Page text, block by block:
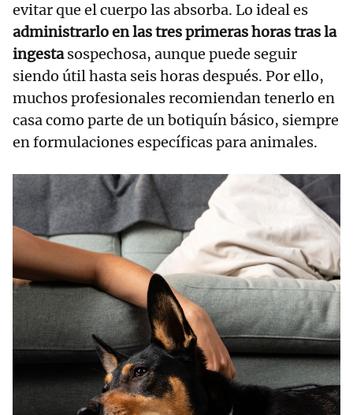
evitar que el cuerpo las absorba. Lo ideal es
administrarlo en las tres primeras horas tras la
ingestasospechosa, aunque puede seguir
siendo útil hasta seis horas después. Por ello,
muchos profesionales recomiendan tenerlo en
casa como parte de un botiquín básico, siempre
en formulaciones específicas para animales.